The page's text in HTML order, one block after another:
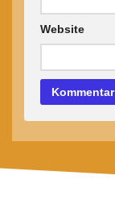
Website